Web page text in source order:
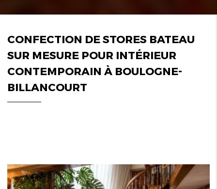
CONFECTION DE STORES BATEAU
SUR MESURE POUR INTÉRIEUR
CONTEMPORAIN À BOULOGNE-
BILLANCOURT